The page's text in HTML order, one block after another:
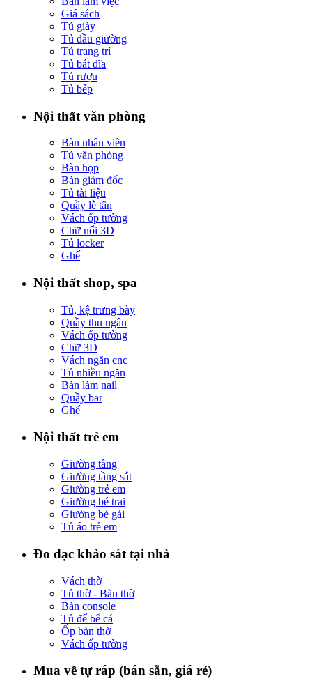
Giá sách
Tủ giày
Tủ đầu giường
Tủ trang trí
Tủ bát đĩa
Tủ rượu
Tủ bếp
Nội thất văn phòng
Bàn nhân viên
Tủ văn phòng
Bàn họp
Bàn giám đốc
Tủ tài liệu
Quầy lễ tân
Vách ốp tường
Chữ nổi 3D
Tủ locker
Ghế
Nội thất shop, spa
Tủ, kệ trưng bày
Quầy thu ngân
Vách ốp tường
Chữ 3D
Vách ngăn cnc
Tủ nhiều ngăn
Bàn làm nail
Quầy bar
Ghế
Nội thất trẻ em
Giường tầng
Giường tầng sắt
Giường trẻ em
Giường bé trai
Giường bé gái
Tủ áo trẻ em
Đo đạc khảo sát tại nhà
Vách thờ
Tủ thờ - Bàn thờ
Bàn console
Tủ để bể cá
Ốp bàn thờ
Vách ốp tường
Mua về tự ráp (bán sẵn, giá rẻ)